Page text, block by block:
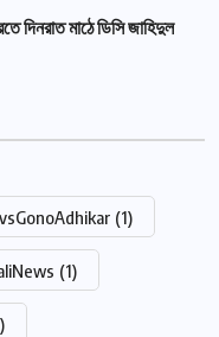
দিনরাত মাঠে ডিসি জাহিদুল
(1)
(1)